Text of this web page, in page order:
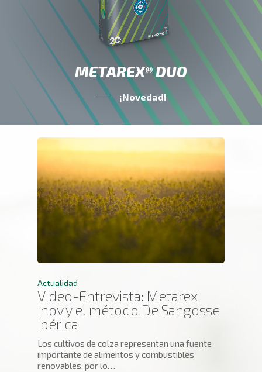
METAREX® DUO
¡Novedad!
Actualidad
Video-Entrevista: Metarex
Inov y el método De Sangosse
Ibérica
Los cultivos de colza representan una fuente
importante de alimentos y combustibles
renovables, por lo…